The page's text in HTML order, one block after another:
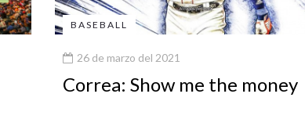
BASEBALL
26 de marzo del 2021
Correa: Show me the money